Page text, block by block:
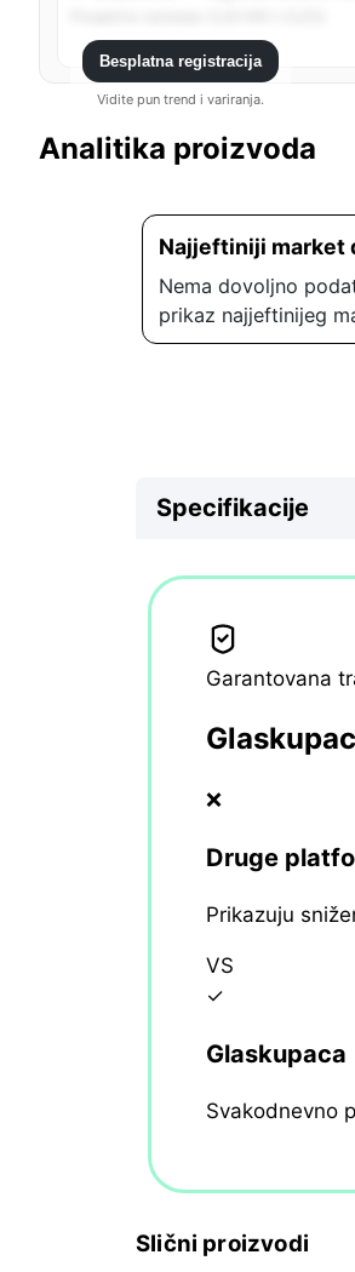
Besplatna registracija
Vidite pun trend i variranja.
Analitika proizvoda
Najjeftiniji market
Nema dovoljno
prikaz najjeftinijeg
Specifikacije
Garantovana
❌
Druge
Prikazuju
VS
✓
Glaskupaca
Svakodnevno
Slični proizvodi